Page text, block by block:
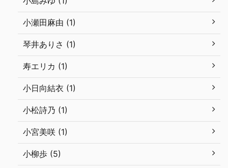
小瀬田麻由 (1)
琴井ありさ (1)
寿エリカ (1)
小日向結衣 (1)
小松詩乃 (1)
小宮美咲 (1)
小柳歩 (5)